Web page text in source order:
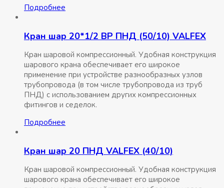
Подробнее
Кран шар 20*1/2 ВР ПНД (50/10) VALFEX
Кран шаровой компрессионный. Удобная конструкция
шарового крана обеспечивает его широкое
применение при устройстве разнообразных узлов
трубопровода (в том числе трубопровода из труб
ПНД) с использованием других компрессионных
фитингов и седелок.
Подробнее
Кран шар 20 ПНД VALFEX (40/10)
Кран шаровой компрессионный. Удобная конструкция
шарового крана обеспечивает его широкое